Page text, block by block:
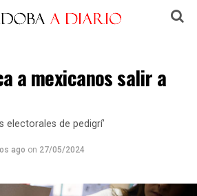
a mexicanos salir a
electorales de pedigrí’
ago on 27/05/2024